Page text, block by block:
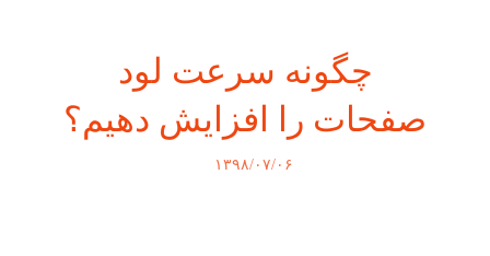
چگونه سرعت لود
صفحات را افزایش دهیم؟
۱۳۹۸/۰۷/۰۶